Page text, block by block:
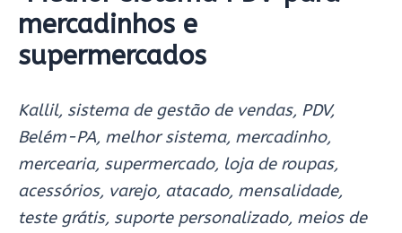
mercadinhos e
supermercados
Kallil, sistema de gestão de vendas, PDV,
Belém-PA, melhor sistema, mercadinho,
mercearia, supermercado, loja de roupas,
acessórios, varejo, atacado, mensalidade,
teste grátis, suporte personalizado, meios de